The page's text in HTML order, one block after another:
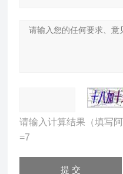
请输入计算结果（填写
=7